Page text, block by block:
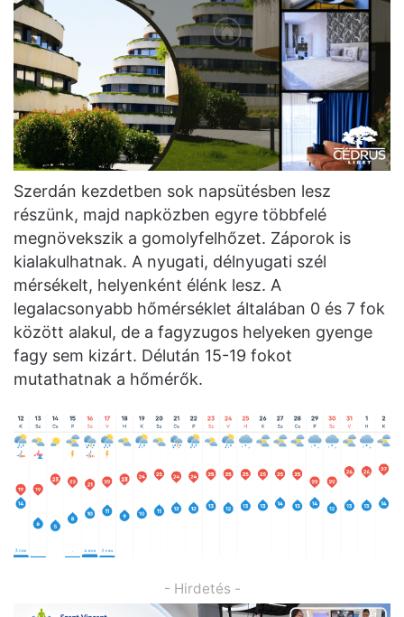
Szerdán kezdetben sok napsütésben lesz
részünk, majd napközben egyre többfelé
megnövekszik a gomolyfelhőzet. Záporok is
kialakulhatnak. A nyugati, délnyugati szél
mérsékelt, helyenként élénk lesz. A
legalacsonyabb hőmérséklet általában 0 és 7 fok
között alakul, de a fagyzugos helyeken gyenge
fagy sem kizárt. Délután 15-19 fokot
mutathatnak a hőmérők.
- Hirdetés -